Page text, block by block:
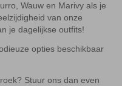
Wauw en Marivy als je
van onze
je dagelijkse outfits!
opties beschikbaar
Stuur ons dan even